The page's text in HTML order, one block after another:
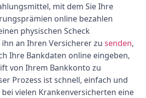
mit dem Sie Ihre
online bezahlen
physischen Scheck
an Ihren Versicherer zu senden,
Ihre Bankdaten online eingeben,
von Ihrem Bankkonto zu
Prozess ist schnell, einfach und
vielen Krankenversicherten eine